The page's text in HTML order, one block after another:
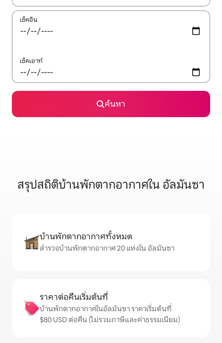
เช็คอิน
เช็คเอาท์
ค้นหา
สรุปสถิติบ้านพักตากอากาศใน อัลมันซา
บ้านพักตากอากาศทั้งหมด
สำรวจบ้านพักตากอากาศ 20 แห่งใน อัลมันซา
ราคาต่อคืนเริ่มต้นที่
บ้านพักตากอากาศในอัลมันซา ราคาเริ่มต้นที่
$80 USD ต่อคืน (ไม่รวมภาษีและค่าธรรมเนียม)